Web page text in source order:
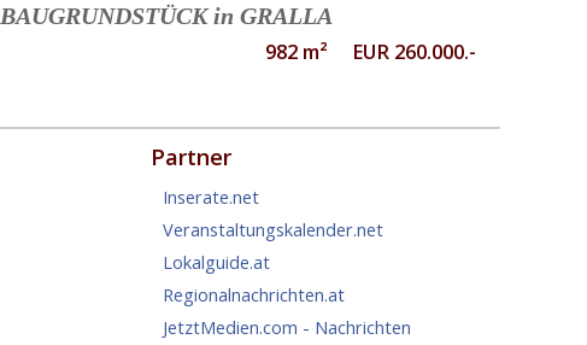
BAUGRUNDSTÜCK in GRALLA
982 m² EUR 260.000.-
Partner
Inserate.net
Veranstaltungskalender.net
Lokalguide.at
Regionalnachrichten.at
JetztMedien.com - Nachrichten